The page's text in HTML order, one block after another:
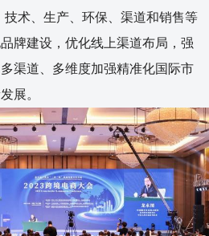
技术、生产、环保、渠道和销售等
牌建设，优化线上渠道布局，强
渠道、多维度加强精准化国际市
展。